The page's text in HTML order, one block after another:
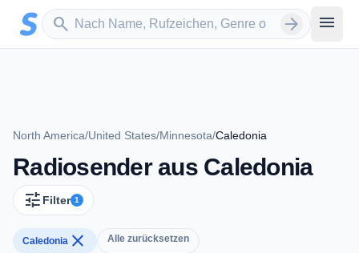
Zum Hauptinhalt springen
search
Sender suchen arrow_forward menu
North America/United States/Minnesota/Caledonia
Radiosender aus Caledonia
tune Filter 1
Caledonia close Alle zurücksetzen